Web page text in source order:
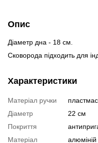
Опис
Діаметр дна - 18 см.
Сковорода підходить для
Характеристики
Матеріал ручки
Діаметр
22 см
Покриття
Матеріал